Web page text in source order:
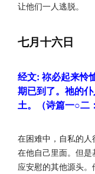
让他们一人逃脱。
七月十六日
经文: 祢必起来怜
期已到了。祂的
土。（诗篇一○二
在困难中，自私的
在他自己里面。但
应安慰的其他源头